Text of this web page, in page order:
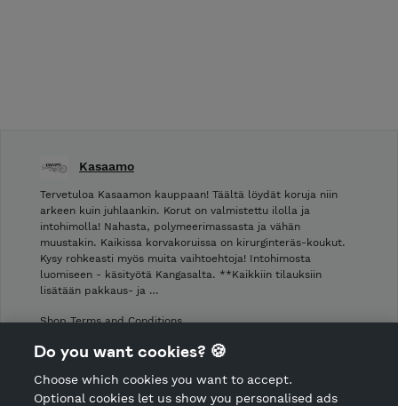
Kasaamo
Tervetuloa Kasaamon kauppaan! Täältä löydät koruja niin
arkeen kuin juhlaankin. Korut on valmistettu ilolla ja
intohimolla! Nahasta, polymeerimassasta ja vähän
muustakin. Kaikissa korvakoruissa on kirurginteräs-koukut.
Kysy rohkeasti myös muita vaihtoehtoja! Intohimosta
luomiseen - käsityötä Kangasalta. **Kaikkiin tilauksiin
lisätään pakkaus- ja …
Shop Terms and Conditions
Cancellation policy
CANCEL ORDER
Do you want cookies? 🍪
Choose which cookies you want to accept.
Optional cookies let us show you personalised ads